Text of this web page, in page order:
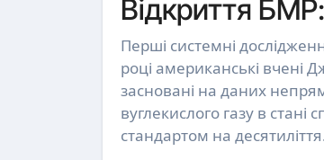
Відкриття
Перші системні
році американські вчені
засновані на даних
вуглекислого газу в стані
стандартом на